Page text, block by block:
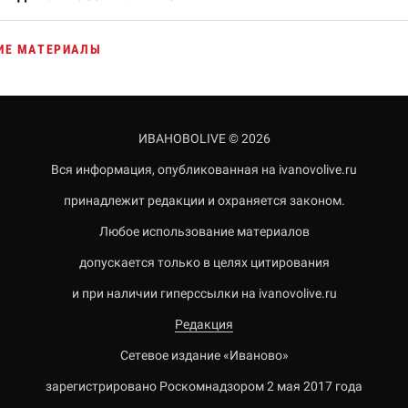
МАТЕРИАЛЫ
ИВАНОВОLIVE © 2026
Вся информация, опубликованная на ivanovolive.ru
принадлежит редакции и охраняется законом.
Любое использование материалов
допускается только в целях цитирования
и при наличии гиперссылки на ivanovolive.ru
Редакция
Сетевое издание «Иваново»
зарегистрировано Роскомнадзором 2 мая 2017 года